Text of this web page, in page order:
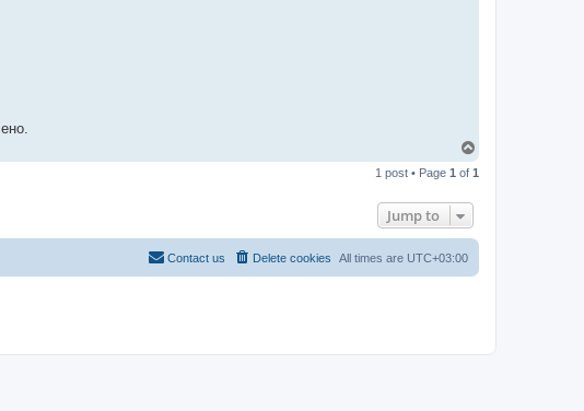
p
1 post • Page 1 of 1
Jump to
All times are UTC+03:00
Delete cookies
Contact us